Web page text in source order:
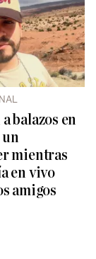
balazos en
un
mientras
en vivo
amigos